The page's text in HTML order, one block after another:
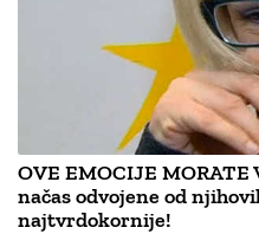
OVE EMOCIJE
načas odvojene od
najtvrdokornije!